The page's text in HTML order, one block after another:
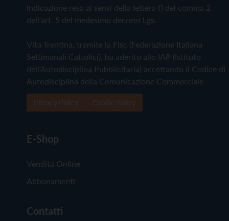
Indicazione resa ai sensi della lettera f) del comma 2
dell'art. 5 del medesimo decreto Lgs.
Vita Trentina, tramite la Fisc (Federazione Italiana
Settimanali Cattolici), ha aderito allo IAP (Istituto
dell'Autodisciplina Pubblicitaria) accettando il Codice di
Autodisciplina della Comunicazione Commerciale
E-Shop
Vendita Online
Abbonamenti
Contatti